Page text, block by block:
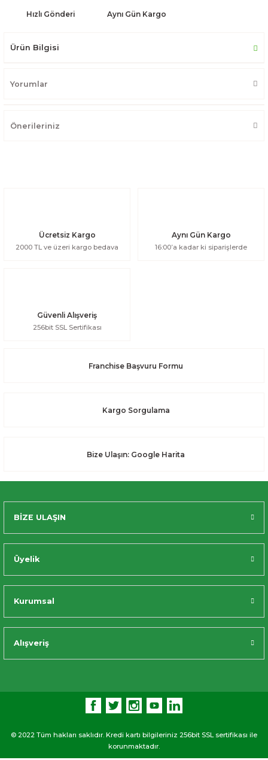
Hızlı Gönderi Aynı Gün Kargo
Ürün Bilgisi
Yorumlar
Önerileriniz
Ücretsiz Kargo
2000 TL ve üzeri kargo bedava
Aynı Gün Kargo
16:00’a kadar ki siparişlerde
Güvenli Alışveriş
256bit SSL Sertifikası
Franchise Başvuru Formu
Kargo Sorgulama
Bize Ulaşın: Google Harita
BİZE ULAŞIN
Üyelik
Kurumsal
Alışveriş
© 2022 Tüm hakları saklıdır. Kredi kartı bilgileriniz 256bit SSL sertifikası ile
korunmaktadır.